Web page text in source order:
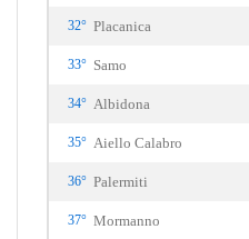
32° Placanica
33° Samo
34° Albidona
35° Aiello Calabro
36° Palermiti
37° Mormanno